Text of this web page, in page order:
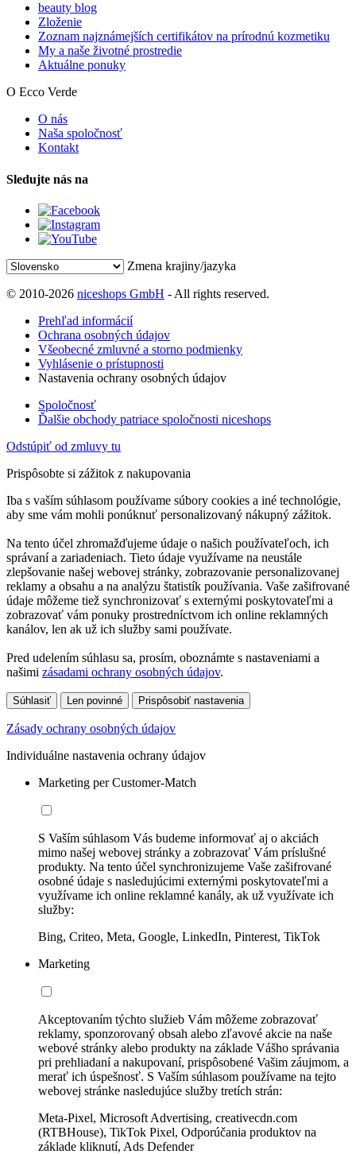
beauty blog
Zloženie
Zoznam najznámejších certifikátov na prírodnú kozmetiku
My a naše životné prostredie
Aktuálne ponuky
O Ecco Verde
O nás
Naša spoločnosť
Kontakt
Sledujte nás na
Zmena krajiny/jazyka
© 2010-2026 niceshops GmbH - All rights reserved.
Prehľad informácií
Ochrana osobných údajov
Všeobecné zmluvné a storno podmienky
Vyhlásenie o prístupnosti
Nastavenia ochrany osobných údajov
Spoločnosť
Ďalšie obchody patriace spoločnosti niceshops
Odstúpiť od zmluvy tu
Prispôsobte si zážitok z nakupovania
Iba s vaším súhlasom používame súbory cookies a iné technológie,
aby sme vám mohli ponúknuť personalizovaný nákupný zážitok.
Na tento účel zhromažďujeme údaje o našich používateľoch, ich
správaní a zariadeniach. Tieto údaje využívame na neustále
zlepšovanie našej webovej stránky, zobrazovanie personalizovanej
reklamy a obsahu a na analýzu štatistík používania. Vaše zašifrované
údaje môžeme tiež synchronizovať s externými poskytovateľmi a
zobrazovať vám ponuky prostredníctvom ich online reklamných
kanálov, len ak už ich služby sami používate.
Pred udelením súhlasu sa, prosím, oboznámte s nastaveniami a
našimi zásadami ochrany osobných údajov.
Súhlasiť Len povinné Prispôsobiť nastavenia
Zásady ochrany osobných údajov
Individuálne nastavenia ochrany údajov
Marketing per Customer-Match
S Vaším súhlasom Vás budeme informovať aj o akciách
mimo našej webovej stránky a zobrazovať Vám príslušné
produkty. Na tento účel synchronizujeme Vaše zašifrované
osobné údaje s nasledujúcimi externými poskytovateľmi a
využívame ich online reklamné kanály, ak už využívate ich
služby:
Bing, Criteo, Meta, Google, LinkedIn, Pinterest, TikTok
Marketing
Akceptovaním týchto služieb Vám môžeme zobrazovať
reklamy, sponzorovaný obsah alebo zľavové akcie na naše
webové stránky alebo produkty na základe Vášho správania
pri prehliadaní a nakupovaní, prispôsobené Vašim záujmom, a
merať ich úspešnosť. S Vaším súhlasom používame na tejto
webovej stránke nasledujúce služby tretích strán:
Meta-Pixel, Microsoft Advertising, creativecdn.com
(RTBHouse), TikTok Pixel, Odporúčania produktov na
základe kliknutí, Ads Defender